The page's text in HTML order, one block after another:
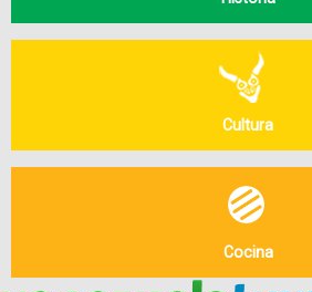
Cultura
Cocina